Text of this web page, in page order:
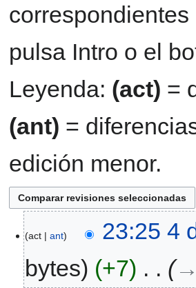
pulsa Intro o el
Leyenda: (act) =
(ant) =
edición menor.
act ant
23:25 4
bytes
+7